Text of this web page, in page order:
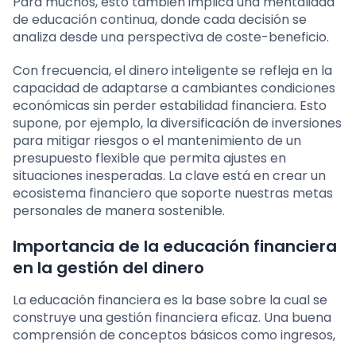
de educación continua, donde cada decisión se
analiza desde una perspectiva de coste-beneficio.
Con frecuencia, el dinero inteligente se refleja en la
capacidad de adaptarse a cambiantes condiciones
económicas sin perder estabilidad financiera. Esto
supone, por ejemplo, la diversificación de inversiones
para mitigar riesgos o el mantenimiento de un
presupuesto flexible que permita ajustes en
situaciones inesperadas. La clave está en crear un
ecosistema financiero que soporte nuestras metas
personales de manera sostenible.
Importancia de la educación financiera
en la gestión del dinero
La educación financiera es la base sobre la cual se
construye una gestión financiera eficaz. Una buena
comprensión de conceptos básicos como ingresos,